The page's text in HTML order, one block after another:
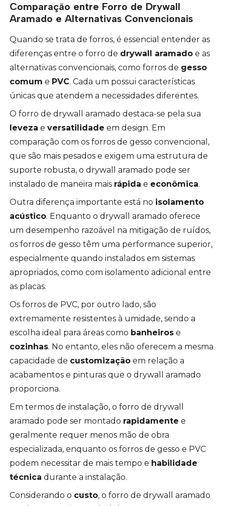
Comparação entre Forro de Drywall
Aramado e Alternativas Convencionais
Quando se trata de forros, é essencial entender as
diferenças entre o forro de drywall aramado e as
alternativas convencionais, como forros de gesso
comum e PVC. Cada um possui características
únicas que atendem a necessidades diferentes.
O forro de drywall aramado destaca-se pela sua
leveza eversatilidade em design. Em
comparação com os forros de gesso convencional,
que são mais pesados e exigem uma estrutura de
suporte robusta, o drywall aramado pode ser
instalado de maneira mais rápida e econômica.
Outra diferença importante está no isolamento
acústico. Enquanto o drywall aramado oferece
um desempenho razoável na mitigação de ruídos,
os forros de gesso têm uma performance superior,
especialmente quando instalados em sistemas
apropriados, como com isolamento adicional entre
as placas.
Os forros de PVC, por outro lado, são
extremamente resistentes à umidade, sendo a
escolha ideal para áreas como banheiros e
cozinhas. No entanto, eles não oferecem a mesma
capacidade de customização em relação a
acabamentos e pinturas que o drywall aramado
proporciona.
Em termos de instalação, o forro de drywall
aramado pode ser montado rapidamente e
geralmente requer menos mão de obra
especializada, enquanto os forros de gesso e PVC
podem necessitar de mais tempo e habilidade
técnica durante a instalação.
Considerando o custo, o forro de drywall aramado